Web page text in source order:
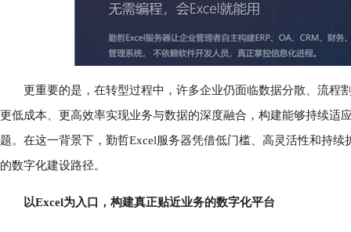
更重要的是，在转型过程中，许多企业仍面临数据分散、流程
更低成本、更高效率实现业务与数据的深度融合，构建能够持续适
题。在这一背景下，勤哲Excel服务器凭借低门槛、高灵活性和持
的数字化建设路径。
以Excel为入口，构建真正贴近业务的数字化平台